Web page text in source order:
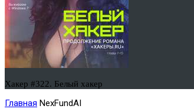
Хакер #322. Белый хакер
Главная NexFundAI